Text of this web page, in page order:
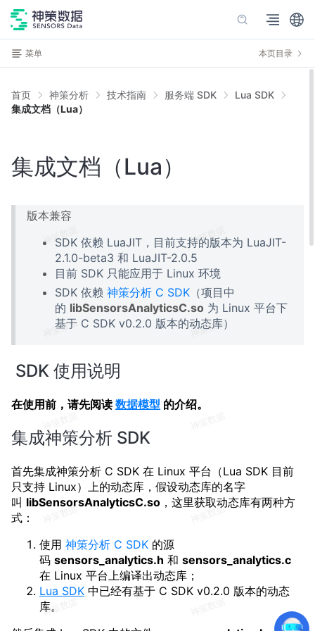
菜单 本页目录
首页 神策分析 技术指南 服务端 SDK
Lua SDK
集成文档（Lua）
集成文档（Lua）
版本兼容
SDK 依赖 LuaJIT，目前支持的版本为 LuaJIT-
2.1.0-beta3 和 LuaJIT-2.0.5
目前 SDK 只能应用于 Linux 环境
SDK 依赖 神策分析 C SDK （项目中
的 libSensorsAnalyticsC.so 为 Linux 平台下
基于 C SDK v0.2.0 版本的动态库）
SDK 使用说明
在使用前，请先阅读 数据模型 的介绍。
集成神策分析 SDK
首先集成神策分析 C SDK 在 Linux 平台（Lua SDK 目前
只支持 Linux）上的动态库，假设动态库的名字
叫 libSensorsAnalyticsC.so ，这里获取动态库有两种方
式：
使用 神策分析 C SDK 的源
码 sensors_analytics.h 和 sensors_analytics.c
在 Linux 平台上编译出动态库；
Lua SDK 中已经有基于 C SDK v0.2.0 版本的动态
库。